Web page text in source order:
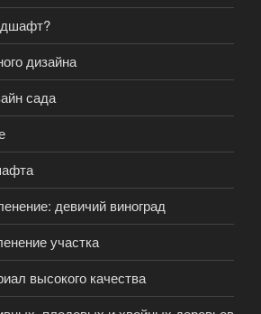
дизайна
сада
девичий виноград
участка
высокого качества